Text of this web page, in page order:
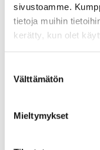
sivustoamme.
tietoja muihin
kerätty, kun olet
valinta
Välttämätön
Mieltymykset